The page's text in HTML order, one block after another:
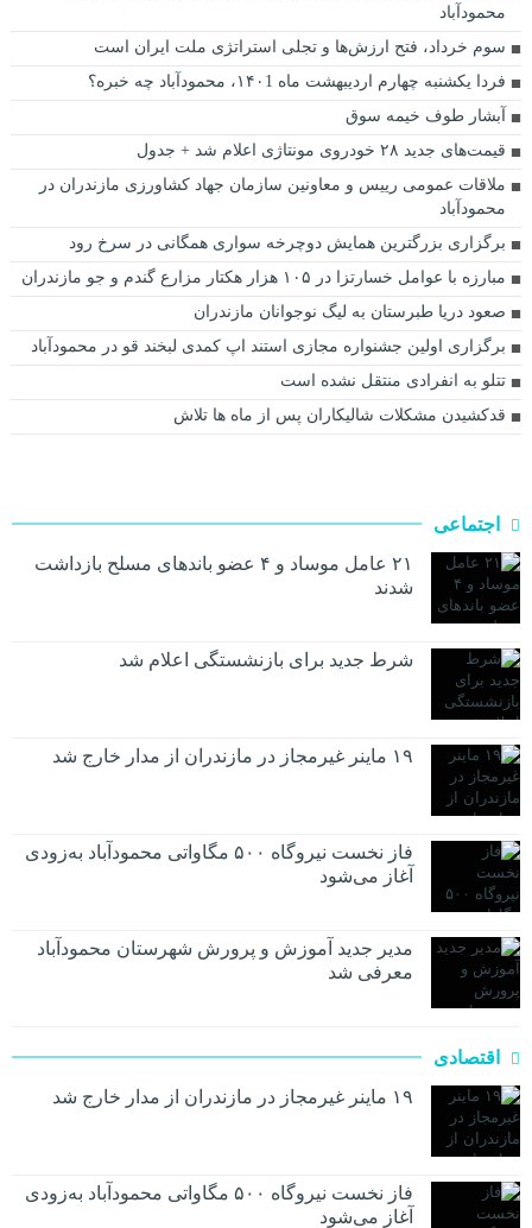
محمودآباد
سوم خرداد، فتح ارزش‌ها و تجلی استراتژی ملت ایران است
فردا یکشنبه چهارم اردیبهشت ماه ۱۴۰1، محمودآباد چه خبره؟
آبشار طوف خیمه سوق
قیمت‌های جدید ۲۸ خودروی مونتاژی اعلام شد + جدول
ملاقات عمومی رییس و معاونین سازمان جهاد کشاورزی مازندران در
محمودآباد
برگزاری بزرگترین همایش دوچرخه سواری همگانی در سرخ رود
مبارزه با عوامل خسارتزا در ۱۰۵ هزار هکتار مزارع گندم و جو مازندران
صعود دریا طبرستان به لیگ نوجوانان مازندران
برگزاری اولین جشنواره مجازی استند اپ کمدی لبخند قو در محمودآباد
تتلو به انفرادی منتقل نشده است
قدکشیدن مشکلات شالیکاران پس از ماه ها تلاش
اجتماعی
۲۱ عامل موساد و ۴ عضو باند‌های مسلح بازداشت
شدند
شرط جدید برای بازنشستگی اعلام شد
۱۹ ماینر غیرمجاز در مازندران از مدار خارج شد
فاز نخست نیروگاه ۵۰۰ مگاواتی محمودآباد به‌زودی
آغاز می‌شود
مدیر جدید آموزش و پرورش شهرستان محمودآباد
معرفی شد
اقتصادی
۱۹ ماینر غیرمجاز در مازندران از مدار خارج شد
فاز نخست نیروگاه ۵۰۰ مگاواتی محمودآباد به‌زودی
آغاز می‌شود